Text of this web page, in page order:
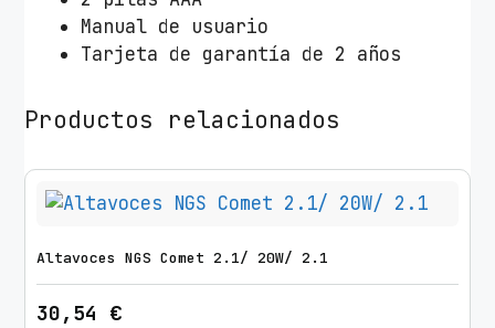
Manual de usuario
Tarjeta de garantía de 2 años
Productos relacionados
Altavoces NGS Comet 2.1/ 20W/ 2.1
30,54 €